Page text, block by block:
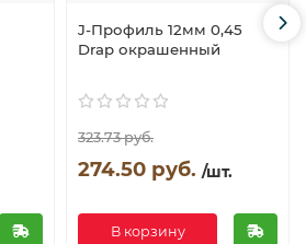
J-Профиль 12мм 0,45
Drap окрашенный
323.73 руб.
274.50 руб. /шт.
В корзину